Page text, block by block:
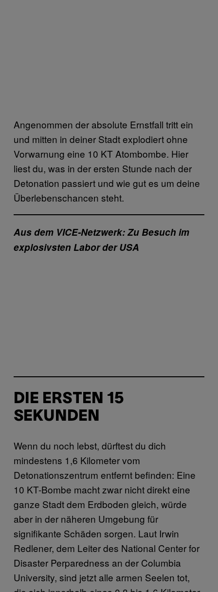
Angenommen der absolute Ernstfall tritt ein
und mitten in deiner Stadt explodiert ohne
Vorwarnung eine 10 KT Atombombe. Hier
liest du, was in der ersten Stunde nach der
Detonation passiert und wie gut es um deine
Überlebenschancen steht.
Aus dem VICE-Netzwerk: Zu Besuch im
explosivsten Labor der USA
DIE ERSTEN 15
SEKUNDEN
Wenn du noch lebst, dürftest du dich
mindestens 1,6 Kilometer vom
Detonationszentrum entfernt befinden: Eine
10 KT-Bombe macht zwar nicht direkt eine
ganze Stadt dem Erdboden gleich, würde
aber in der näheren Umgebung für
signifikante Schäden sorgen. Laut Irwin
Redlener, dem Leiter des National Center for
Disaster Perparedness an der Columbia
University, sind jetzt alle armen Seelen tot,